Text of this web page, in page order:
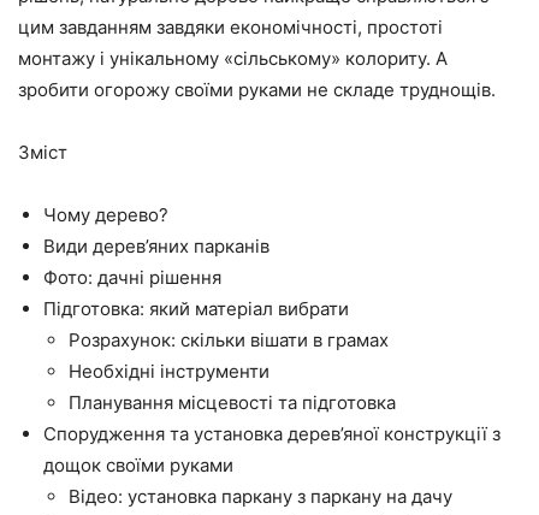
цим завданням завдяки економічності, простоті
монтажу і унікальному «сільському» колориту. А
зробити огорожу своїми руками не складе труднощів.
Зміст
Чому дерево?
Види дерев’яних парканів
Фото: дачні рішення
Підготовка: який матеріал вибрати
Розрахунок: скільки вішати в грамах
Необхідні інструменти
Планування місцевості та підготовка
Спорудження та установка дерев’яної конструкції з
дощок своїми руками
Відео: установка паркану з паркану на дачу